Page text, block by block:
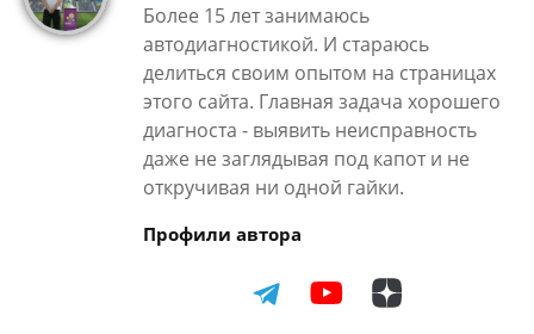
Более 15 лет занимаюсь
автодиагностикой. И стараюсь
делиться своим опытом на страницах
этого сайта. Главная задача хорошего
диагноста - выявить неисправность
даже не заглядывая под капот и не
откручивая ни одной гайки.
Профили автора